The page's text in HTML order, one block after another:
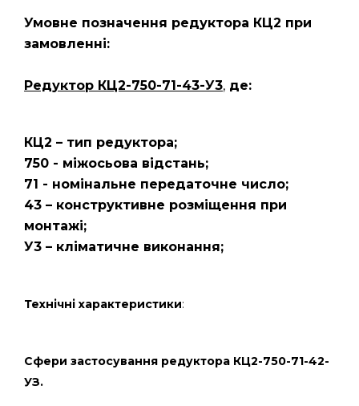
Умовне позначення редуктора КЦ2 при
замовленні:
Редуктор КЦ2-750-71-43-У3, де:
КЦ2 – тип редуктора;
750 - міжосьова відстань;
71 - номінальне передаточне число;
43 – конструктивне розміщення при
монтажі;
У3 – кліматичне виконання;
Технічні характеристики:
Сфери застосування редуктора КЦ2-750-71-42-
УЗ.